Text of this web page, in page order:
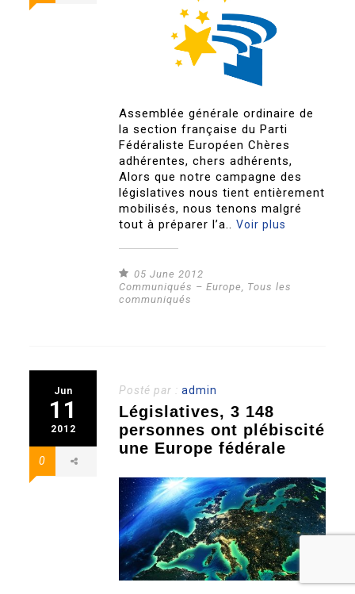
Assemblée générale ordinaire de
la section française du Parti
Fédéraliste Européen Chères
adhérentes, chers adhérents,
Alors que notre campagne des
législatives nous tient entièrement
mobilisés, nous tenons malgré
tout à préparer l’a..Voir plus
05 June 2012
Communiqués – Europe
Tous les
communiqués
Jun
11
2012
0
Posté par :admin
Législatives, 3 148
personnes ont plébiscité
une Europe fédérale